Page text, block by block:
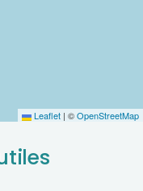
Leaflet | ©OpenStreetMap